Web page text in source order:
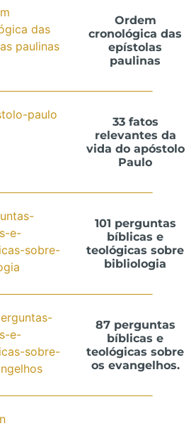
Ordem
cronológica das
epístolas
paulinas
33 fatos
relevantes da
vida do apóstolo
Paulo
101 perguntas
bíblicas e
teológicas sobre
bibliologia
87 perguntas
bíblicas e
teológicas sobre
os evangelhos.